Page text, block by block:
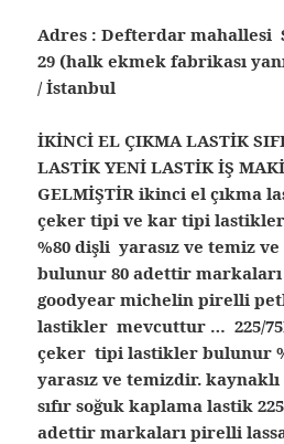
Adres : Defterdar mahallesi
29 (halk ekmek fabrikası
/ İstanbul
İKİNCİ EL ÇIKMA LASTİK
LASTİK YENİ LASTİK İŞ
GELMİŞTİR ikinci el çıkma
çeker tipi ve kar tipi
%80 dişli yarasız ve temiz
bulunur 80 adettir
goodyear michelin pirelli
lastikler mevcuttur … 225/
çeker tipi lastikler bulunur
yarasız ve temizdir.
sıfır soğuk kaplama lastik
adettir markaları pirelli